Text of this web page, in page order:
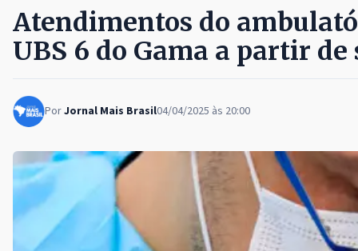
Atendimentos do
UBS 6 do Gama a partir de
PorJornal Mais Brasil04/04/2025 às 20:00